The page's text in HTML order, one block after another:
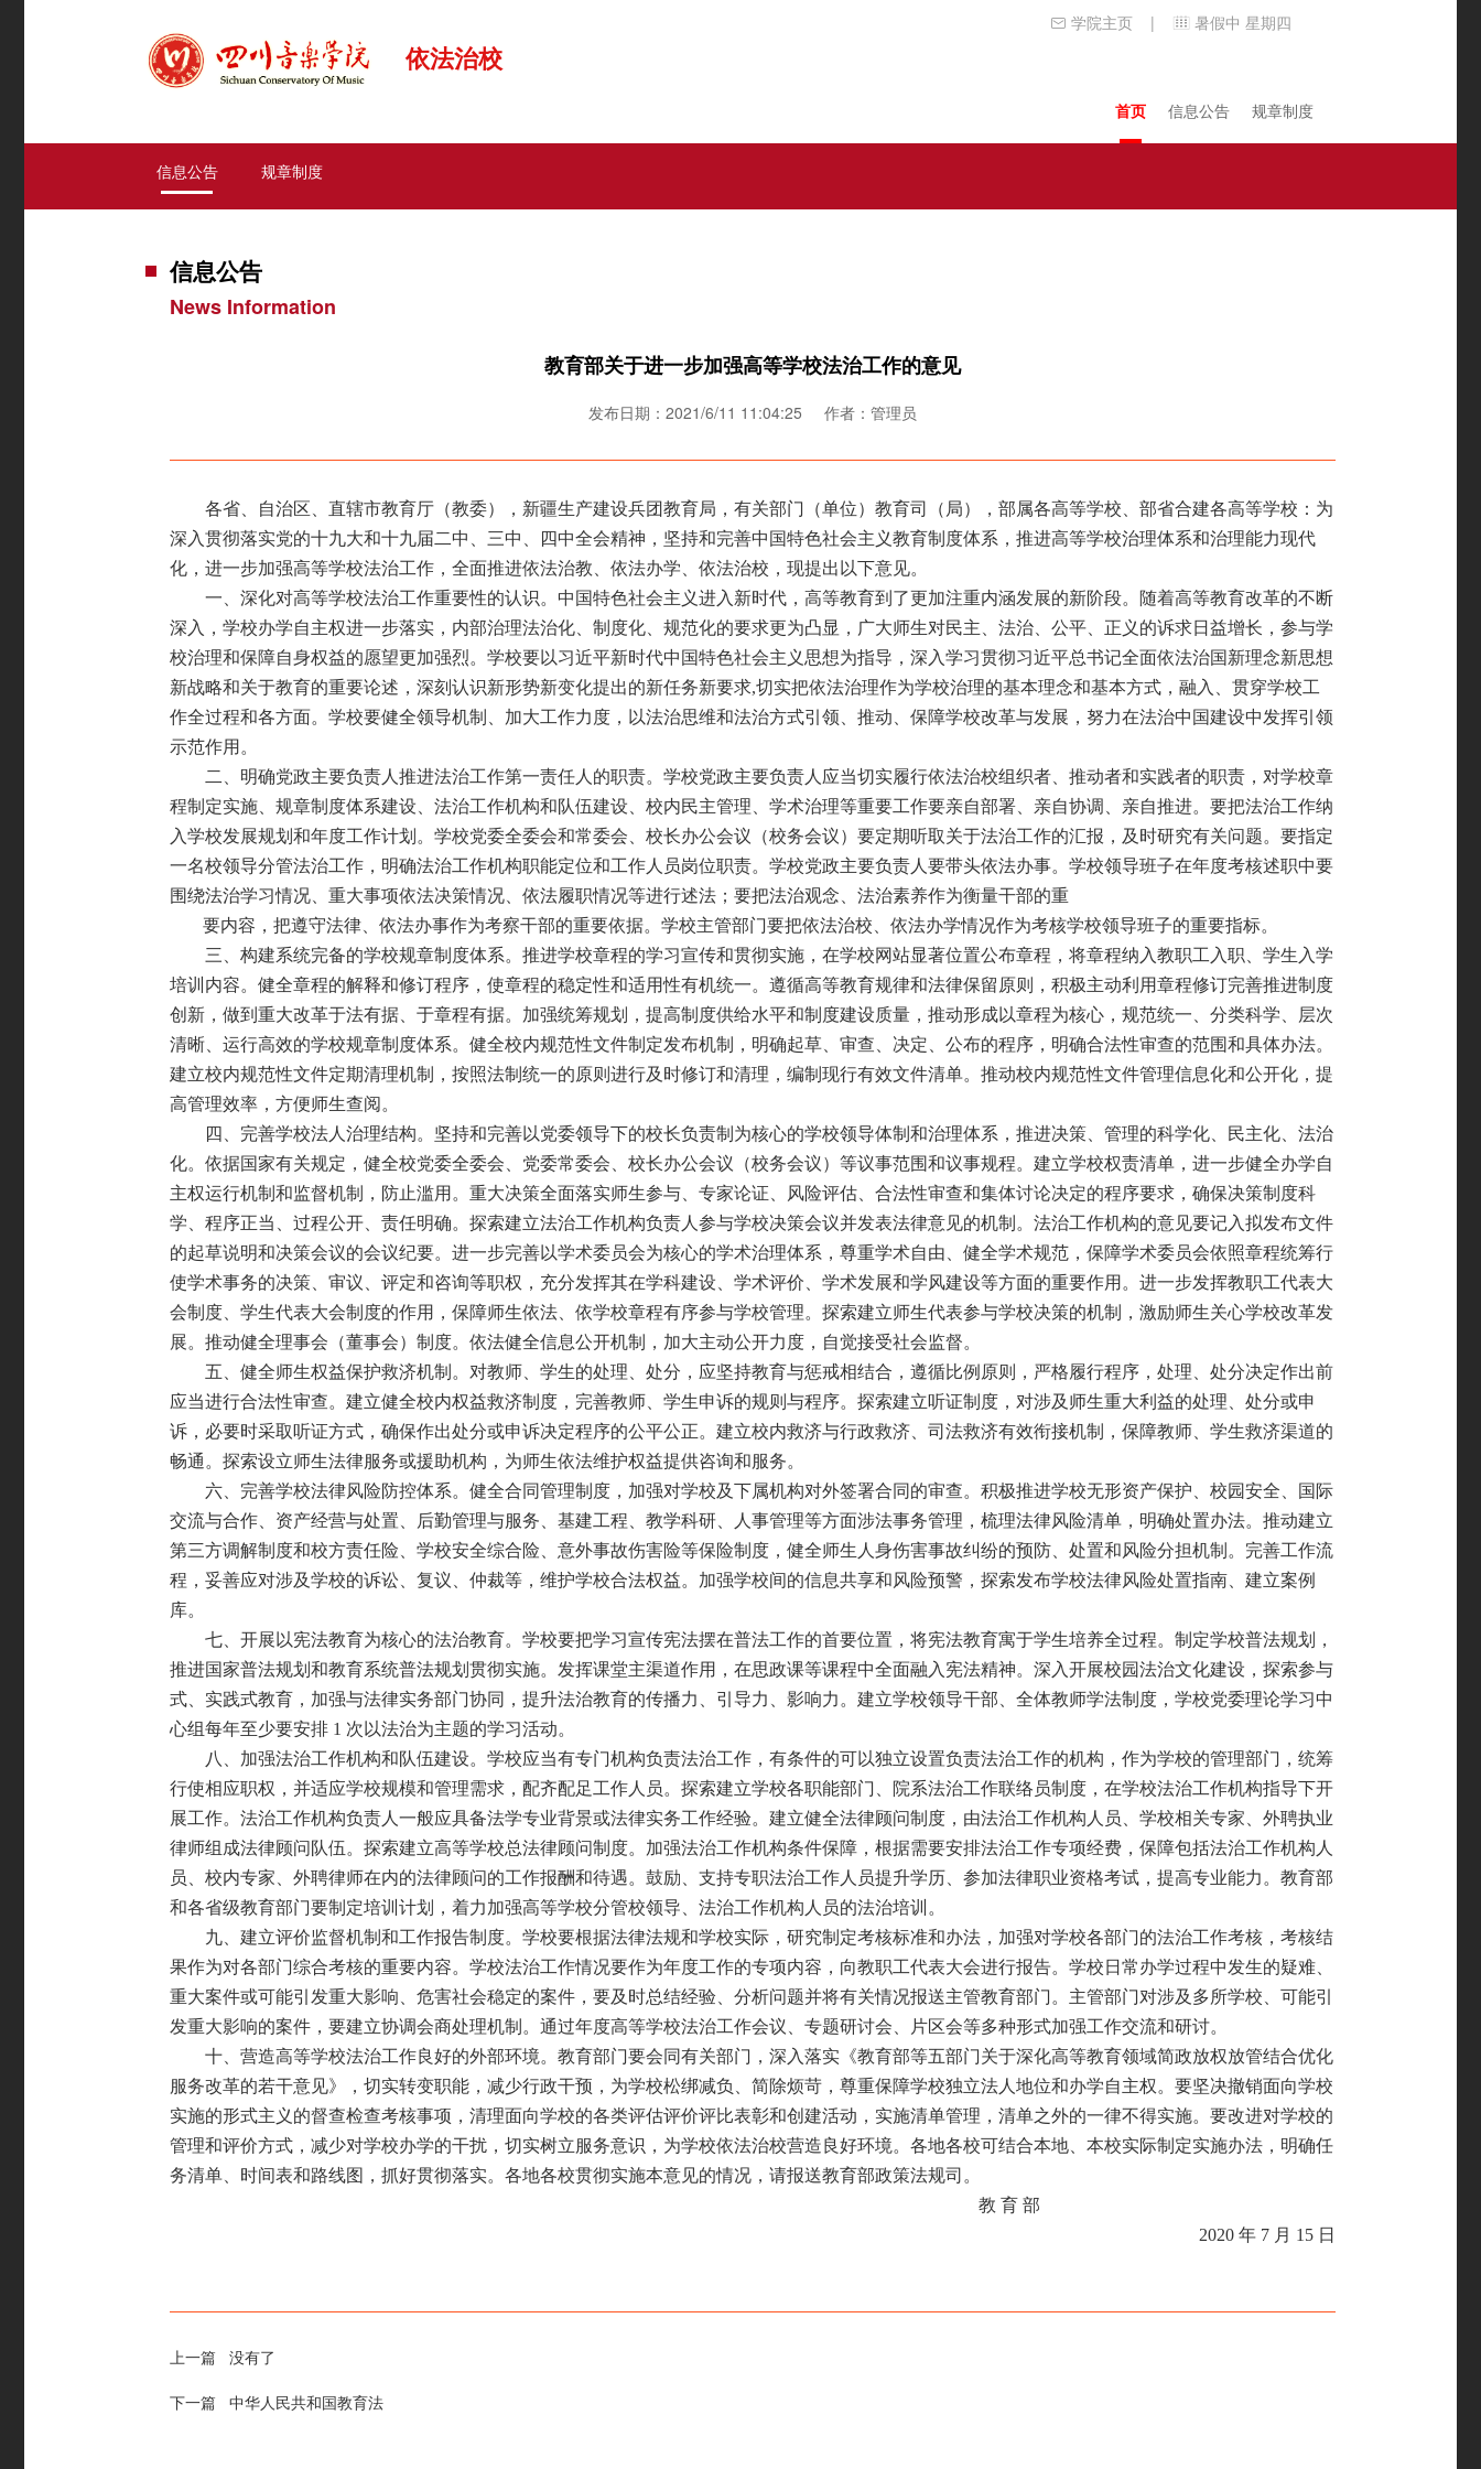
依法治校
学院主页 | 暑假中 星期四
首页 信息公告 规章制度
信息公告 规章制度
信息公告
News Information
教育部关于进一步加强高等学校法治工作的意见
发布日期：2021/6/11 11:04:25 作者：管理员
各省、自治区、直辖市教育厅（教委），新疆生产建设兵团教育局，有关部门（单位）教育司（局），部属各高等学校、部省合建各高等学校：为
深入贯彻落实党的十九大和十九届二中、三中、四中全会精神，坚持和完善中国特色社会主义教育制度体系，推进高等学校治理体系和治理能力现代
化，进一步加强高等学校法治工作，全面推进依法治教、依法办学、依法治校，现提出以下意见。
一、深化对高等学校法治工作重要性的认识。中国特色社会主义进入新时代， 高等教育到了更加注重内涵发展的新阶段。随着高等教育改革的不断
深入，学校办学自主权进一步落实，内部治理法治化、制度化、规范化的要求更为凸显，广大师生对民主、法治、公平、正义的诉求日益增长，参与学
校治理和保障自身权益的愿望更加强烈。学校要以习近平新时代中国特色社会主义思想为指导，深入学习贯彻习近平总书记全面依法治国新理念新思想
新战略和关于教育的重要论述，深刻认识新形势新变化提出的新任务新要求,切实把依法治理作为学校治理的基本理念和基本方式，融入、贯穿学校工
作全过程和各方面。学校要健全领导机制、加大工作力度，以法治思维和法治方式引领、推动、保障学校改革与发展， 努力在法治中国建设中发挥引领
示范作用。
二、明确党政主要负责人推进法治工作第一责任人的职责。学校党政主要负责人应当切实履行依法治校组织者、推动者和实践者的职责，对学校章
程制定实施、规章制度体系建设、法治工作机构和队伍建设、校内民主管理、学术治理等重要工作要亲自部署、亲自协调、亲自推进。要把法治工作纳
入学校发展规划和年度工作计划。学校党委全委会和常委会、校长办公会议（校务会议）要定期听取关于法治工作的汇报，及时研究有关问题。要指定
一名校领导分管法治工作， 明确法治工作机构职能定位和工作人员岗位职责。学校党政主要负责人要带头依法办事。学校领导班子在年度考核述职中要
围绕法治学习情况、重大事项依法决策情况、依法履职情况等进行述法；要把法治观念、法治素养作为衡量干部的重
要内容，把遵守法律、依法办事作为考察干部的重要依据。学校主管部门要把依法治校、依法办学情况作为考核学校领导班子的重要指标。
三、构建系统完备的学校规章制度体系。推进学校章程的学习宣传和贯彻实施，在学校网站显著位置公布章程，将章程纳入教职工入职、学生入学
培训内容。 健全章程的解释和修订程序，使章程的稳定性和适用性有机统一。遵循高等教育规律和法律保留原则，积极主动利用章程修订完善推进制度
创新，做到重大改革于法有据、于章程有据。加强统筹规划，提高制度供给水平和制度建设质量，推动形成以章程为核心，规范统一、分类科学、层次
清晰、运行高效的学校规章制 度体系。健全校内规范性文件制定发布机制，明确起草、审查、决定、公布的程序，明确合法性审查的范围和具体办法。
建立校内规范性文件定期清理机制，按照法制统一的原则进行及时修订和清理，编制现行有效文件清单。推动校内规范性文件管理信息化和公开化，提
高管理效率，方便师生查阅。
四、完善学校法人治理结构。坚持和完善以党委领导下的校长负责制为核心的学校领导体制和治理体系，推进决策、管理的科学化、民主化、法治
化。依据国家有关规定，健全校党委全委会、党委常委会、校长办公会议（校务会议）等议事范围和议事规程。建立学校权责清单，进一步健全办学自
主权运行机制和监督机制，防止滥用。重大决策全面落实师生参与、专家论证、风险评估、合法性审查和集体讨论决定的程序要求，确保决策制度科
学、程序正当、过程公开、责任明确。探索建立法治工作机构负责人参与学校决策会议并发表法律意见的机制。法治工作机构的意见要记入拟发布文件
的起草说明和决策会议的会议纪要。 进一步完善以学术委员会为核心的学术治理体系，尊重学术自由、健全学术规范， 保障学术委员会依照章程统筹行
使学术事务的决策、审议、评定和咨询等职权， 充分发挥其在学科建设、学术评价、学术发展和学风建设等方面的重要作用。进一步发挥教职工代表大
会制度、学生代表大会制度的作用，保障师生依法、依学校章程有序参与学校管理。探索建立师生代表参与学校决策的机制，激励师生关心学校改革发
展。推动健全理事会（董事会）制度。依法健全信息公开机制，加大主动公开力度，自觉接受社会监督。
五、健全师生权益保护救济机制。对教师、学生的处理、处分，应坚持教育与惩戒相结合，遵循比例原则，严格履行程序，处理、处分决定作出前
应当进行合法性审查。建立健全校内权益救济制度，完善教师、学生申诉的规则与程序。 探索建立听证制度，对涉及师生重大利益的处理、处分或申
诉，必要时采取听证方式，确保作出处分或申诉决定程序的公平公正。建立校内救济与行政救济、司 法救济有效衔接机制，保障教师、学生救济渠道的
畅通。探索设立师生法律服务或援助机构，为师生依法维护权益提供咨询和服务。
六、完善学校法律风险防控体系。健全合同管理制度，加强对学校及下属机构对外签署合同的审查。积极推进学校无形资产保护、校园安全、国际
交流与合作、资产经营与处置、后勤管理与服务、基建工程、教学科研、人事管理等方面涉法事务管理，梳理法律风险清单，明确处置办法。推动建立
第三方调解制度和校方责任险、学校安全综合险、意外事故伤害险等保险制度，健全师生人身伤害事故纠纷的预防、处置和风险分担机制。完善工作流
程，妥善应对涉及学校的诉讼、复议、仲裁等，维护学校合法权益。加强学校间的信息共享和风险预警，探索发布学校法律风险处置指南、建立案例
库。
七、开展以宪法教育为核心的法治教育。学校要把学习宣传宪法摆在普法工作的首要位置，将宪法教育寓于学生培养全过程。制定学校普法规划，
推进国家普法规划和教育系统普法规划贯彻实施。发挥课堂主渠道作用，在思政课等课程中全面融入宪法精神。深入开展校园法治文化建设，探索参与
式、实践式教育， 加强与法律实务部门协同，提升法治教育的传播力、引导力、影响力。建立学校领导干部、全体教师学法制度，学校党委理论学习中
心组每年至少要安排 1 次 以法治为主题的学习活动。
八、加强法治工作机构和队伍建设。学校应当有专门机构负责法治工作，有条件的可以独立设置负责法治工作的机构，作为学校的管理部门，统筹
行使相应职权，并适应学校规模和管理需求，配齐配足工作人员。探索建立学校各职能部门、院系法治工作联络员制度，在学校法治工作机构指导下开
展工作。法治工作机构负责人一般应具备法学专业背景或法律实务工作经验。建立健全法律顾问制 度，由法治工作机构人员、学校相关专家、外聘执业
律师组成法律顾问队伍。探索建立高等学校总法律顾问制度。加强法治工作机构条件保障，根据需要安排法治工作专项经费，保障包括法治工作机构人
员、校内专家、外聘律师在内的法律顾问的工作报酬和待遇。鼓励、支持专职法治工作人员提升学历、参加法律职业资格考试，提高专业能力。教育部
和各省级教育部门要制定培训计划，着力加强高等学校分管校领导、法治工作机构人员的法治培训。
九、建立评价监督机制和工作报告制度。学校要根据法律法规和学校实际，研究制定考核标准和办法，加强对学校各部门的法治工作考核，考核结
果作为对各部门综合考核的重要内容。学校法治工作情况要作为年度工作的专项内容，向教职工代表大会进行报告。学校日常办学过程中发生的疑难、
重大案件或可能引 发重大影响、危害社会稳定的案件，要及时总结经验、分析问题并将有关情况报送主管教育部门。主管部门对涉及多所学校、可能引
发重大影响的案件，要建立协调会商处理机制。通过年度高等学校法治工作会议、专题研讨会、片区会等多种形式加强工作交流和研讨。
十、营造高等学校法治工作良好的外部环境。教育部门要会同有关部门，深 入落实《教育部等五部门关于深化高等教育领域简政放权放管结合优化
服务改革的若干意见》，切实转变职能，减少行政干预，为学校松绑减负、简除烦苛，尊重保障学校独立法人地位和办学自主权。要坚决撤销面向学校
实施的形式主义的督查检查考核事项，清理面向学校的各类评估评价评比表彰和创建活动，实施清单管理，清单之外的一律不得实施。要改进对学校的
管理和评价方式，减少对学校办学的干扰，切实树立服务意识，为学校依法治校营造良好环境。 各地各校可结合本地、本校实际制定实施办法，明确任
务清单、时间表和路线图，抓好贯彻落实。各地各校贯彻实施本意见的情况，请报送教育部政策法规司。
教 育 部
2020 年 7 月 15 日
上一篇 没有了
下一篇 中华人民共和国教育法